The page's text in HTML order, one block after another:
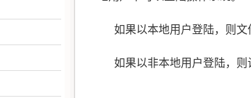
如果以本地用户登陆，则文
如果以非本地用户登陆，则